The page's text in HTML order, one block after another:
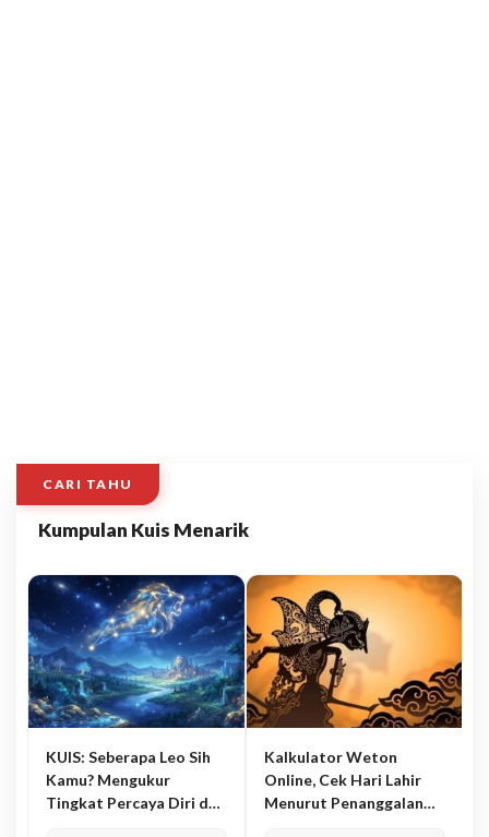
CARI TAHU
Kumpulan Kuis Menarik
KUIS: Seberapa Leo Sih
Kamu? Mengukur
Tingkat Percaya Diri dan
Kalkulator Weton
Online, Cek Hari Lahir
Menurut Penanggalan